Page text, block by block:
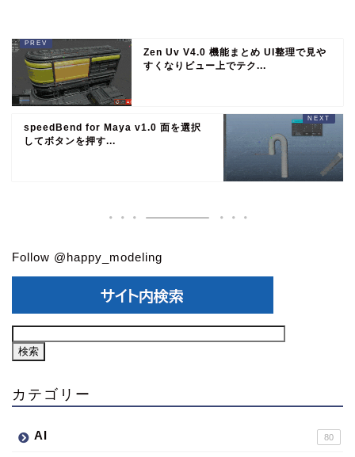
Zen Uv V4.0 機能まとめ UI整理で見や
すくなりビュー上でテク...
speedBend for Maya v1.0 面を選択
してボタンを押す...
Follow @happy_modeling
カテゴリー
AI 80